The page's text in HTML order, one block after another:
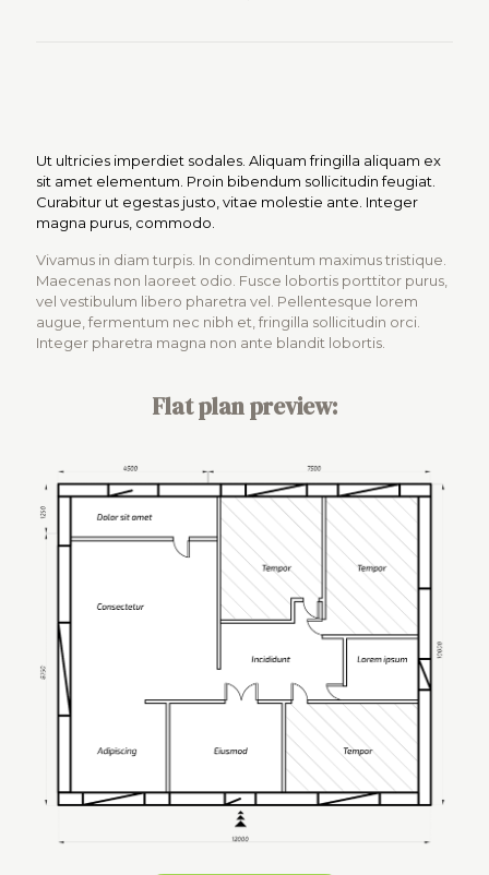
Ut ultricies imperdiet sodales. Aliquam fringilla aliquam ex
sit amet elementum. Proin bibendum sollicitudin feugiat.
Curabitur ut egestas justo, vitae molestie ante. Integer
magna purus, commodo.
Vivamus in diam turpis. In condimentum maximus tristique.
Maecenas non laoreet odio. Fusce lobortis porttitor purus,
vel vestibulum libero pharetra vel. Pellentesque lorem
augue, fermentum nec nibh et, fringilla sollicitudin orci.
Integer pharetra magna non ante blandit lobortis.
Flat plan preview: